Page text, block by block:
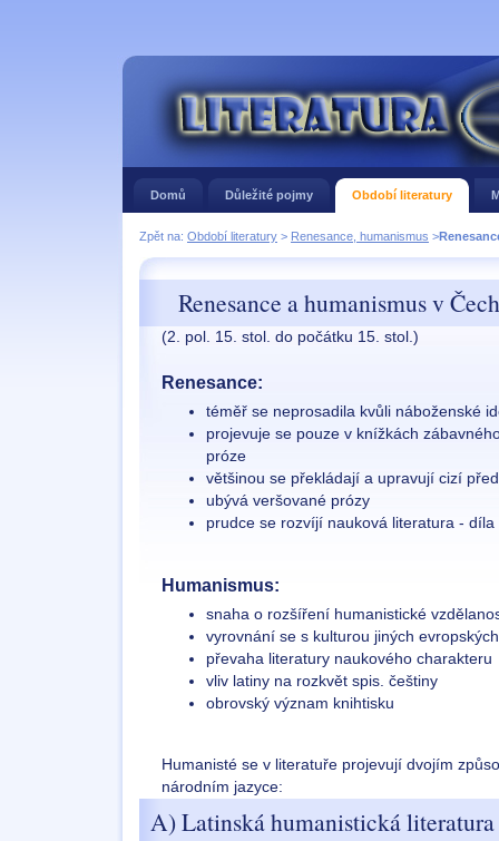
Domů Důležité pojmy Období literatury
Zpět na: Období literatury > Renesance, humanismus >
Renesance a humanismus v
(2. pol. 15. stol. do počátku 15. stol.)
Renesance:
téměř se neprosadila kvůli náboženské
projevuje se pouze v knížkách
próze
většinou se překládají a upravují cizí
ubývá veršované prózy
prudce se rozvíjí nauková literatura -
Humanismus:
snaha o rozšíření humanistické
vyrovnání se s kulturou jiných
převaha literatury naukového charakteru
vliv latiny na rozkvět spis. češtiny
obrovský význam knihtisku
Humanisté se v literatuře projevují dvojím
národním jazyce:
A) Latinská humanistická literatura